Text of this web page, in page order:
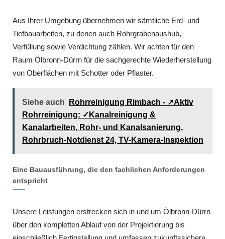
Aus Ihrer Umgebung übernehmen wir sämtliche Erd- und
Tiefbauarbeiten, zu denen auch Rohrgrabenaushub,
Verfüllung sowie Verdichtung zählen. Wir achten für den
Raum Ölbronn-Dürrn für die sachgerechte Wiederherstellung
von Oberflächen mit Schotter oder Pflaster.
Siehe auch
Rohrreinigung Rimbach - ↗️Aktiv
Rohrreinigung: ✓Kanalreinigung &
Kanalarbeiten, Rohr- und Kanalsanierung,
Rohrbruch-Notdienst 24, TV-Kamera-Inspektion
Eine Bauausführung, die den fachlichen Anforderungen
entspricht
Unsere Leistungen erstrecken sich in und um Ölbronn-Dürrn
über den kompletten Ablauf von der Projektierung bis